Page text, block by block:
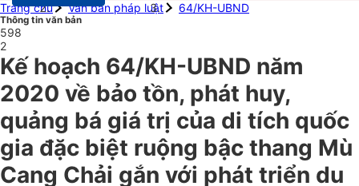
Trang chủ
Văn bản pháp luật 64/KH-UBND
Thông tin văn bản
598
2
Kế hoạch 64/KH-UBND năm
2020 về bảo tồn, phát huy,
quảng bá giá trị của di tích quốc
gia đặc biệt ruộng bậc thang Mù
Cang Chải gắn với phát triển du